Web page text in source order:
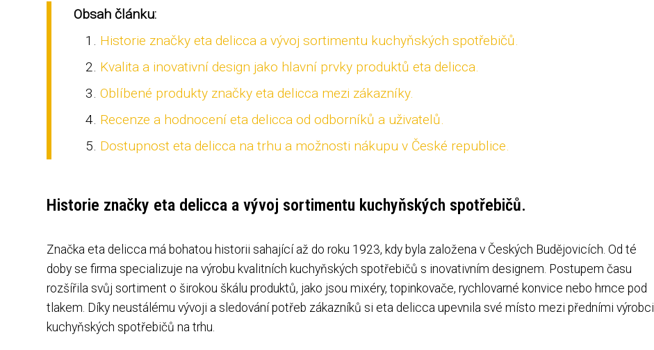
Obsah článku:
Historie značky eta delicca a vývoj sortimentu kuchyňských spotřebičů.
Kvalita a inovativní design jako hlavní prvky produktů eta delicca.
Oblíbené produkty značky eta delicca mezi zákazníky.
Recenze a hodnocení eta delicca od odborníků a uživatelů.
Dostupnost eta delicca na trhu a možnosti nákupu v České republice.
Historie značky eta delicca a vývoj sortimentu kuchyňských spotřebičů.
Značka eta delicca má bohatou historii sahající až do roku 1923, kdy byla založena v Českých Budějovicích. Od té
doby se firma specializuje na výrobu kvalitních kuchyňských spotřebičů s inovativním designem. Postupem času
rozšířila svůj sortiment o širokou škálu produktů, jako jsou mixéry, topinkovače, rychlovarné konvice nebo hrnce pod
tlakem. Díky neustálému vývoji a sledování potřeb zákazníků si eta delicca upevnila své místo mezi předními výrobci
kuchyňských spotřebičů na trhu.